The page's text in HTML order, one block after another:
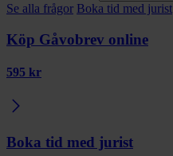
Se alla frågor Boka tid med jurist
Köp Gåvobrev online
595 kr
Boka tid med jurist